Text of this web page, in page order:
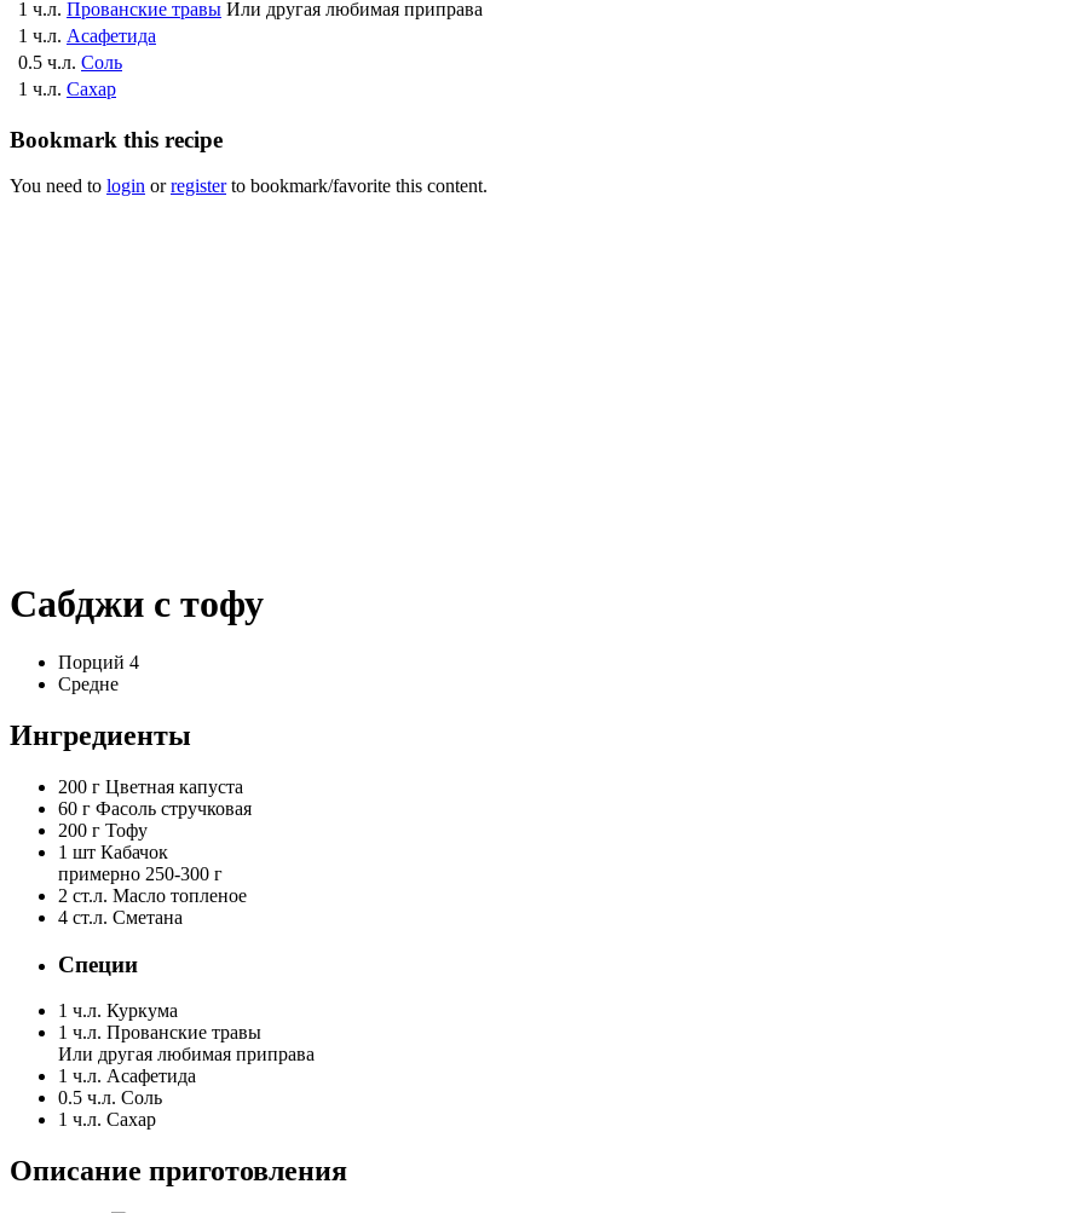
1 ч.л. Прованские травы Или другая любимая приправа
1 ч.л. Асафетида
0.5 ч.л. Соль
1 ч.л. Сахар
Bookmark this recipe
You need to login orregisterto bookmark/favorite this content.
Сабджи с тофу
Порций 4
Средне
Ингредиенты
200 г Цветная капуста
60 г Фасоль стручковая
200 г Тофу
1 шт Кабачок
примерно 250-300 г
2 ст.л. Масло топленое
4 ст.л. Сметана
Специи
1 ч.л. Куркума
1 ч.л. Прованские травы
Или другая любимая приправа
1 ч.л. Асафетида
0.5 ч.л. Соль
1 ч.л. Сахар
Описание приготовления